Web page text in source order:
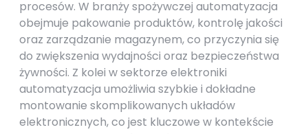
procesów. W branży spożywczej automatyzacja
obejmuje pakowanie produktów, kontrolę jakości
oraz zarządzanie magazynem, co przyczynia się
do zwiększenia wydajności oraz bezpieczeństwa
żywności. Z kolei w sektorze elektroniki
automatyzacja umożliwia szybkie i dokładne
montowanie skomplikowanych układów
elektronicznych, co jest kluczowe w kontekście